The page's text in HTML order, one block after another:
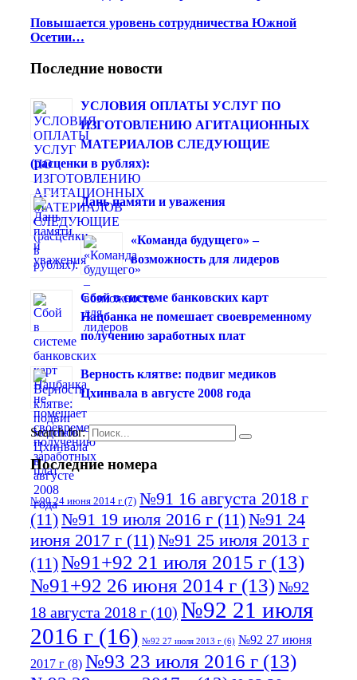
Повышается уровень сотрудничества Южной
Осетии…
Последние новости
УСЛОВИЯ ОПЛАТЫ УСЛУГ ПО
ИЗГОТОВЛЕНИЮ АГИТАЦИОННЫХ
МАТЕРИАЛОВ СЛЕДУЮЩИЕ
(расценки в рублях):
Дань памяти и уважения
«Команда будущего» –
возможность для лидеров
Сбой в системе банковских карт
Нацбанка не помешает своевременному
получению заработных плат
Верность клятве: подвиг медиков
Цхинвала в августе 2008 года
Search for:
Последние номера
№90 24 июня 2014 г (7) №91 16 августа 2018 г
(11)№91 19 июля 2016 г (11)№91 24
июня 2017 г (11)№91 25 июля 2013 г
(11)№91+92 21 июля 2015 г (13)
№91+92 26 июня 2014 г (13)№92
18 августа 2018 г (10) №92 21 июля
2016 г (16) №92 27 июля 2013 г (6) №92 27 июня
2017 г (8) №93 23 июля 2016 г (13)